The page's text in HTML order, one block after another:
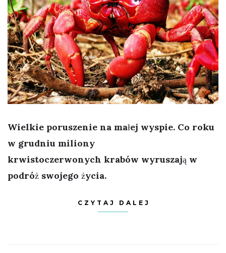
Wielkie poruszenie na małej wyspie. Co roku
w grudniu miliony
krwistoczerwonych krabów wyruszają w
podróż swojego życia.
CZYTAJ DALEJ